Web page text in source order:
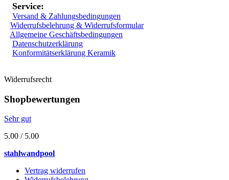
Service:
Versand & Zahlungsbedingungen
Widerrufsbelehrung & Widerrufsformular
Allgemeine Geschäftsbedingungen
Datenschutzerklärung
Konformitätserklärung Keramik
Widerrufsrecht
Shopbewertungen
Sehr gut
5.00 / 5.00
stahlwandpool
Vertrag widerrufen